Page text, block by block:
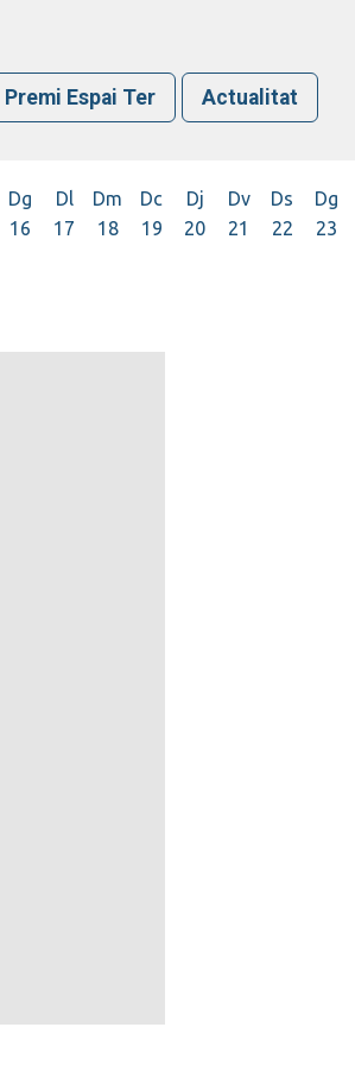
Premi Espai Ter Actualitat
Dg
16
Dl
17
Dm
18
Dc
19
Dj
20
Dv
21
Ds
22
Dg
23